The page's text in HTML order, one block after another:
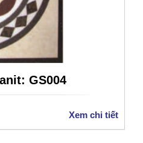
GS004
Xem chi tiết